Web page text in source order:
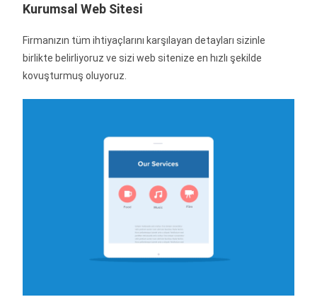
Kurumsal Web Sitesi
Firmanızın tüm ihtiyaçlarını karşılayan detayları sizinle
birlikte belirliyoruz ve sizi web sitenize en hızlı şekilde
kovuşturmuş oluyoruz.